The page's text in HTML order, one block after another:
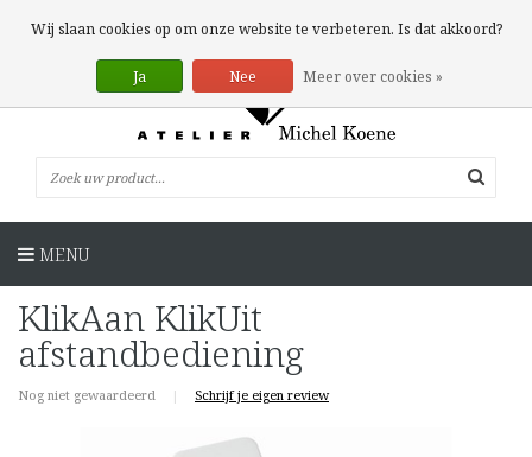
0 Artikelen
MENU
KlikAan KlikUit
afstandbediening
Nog niet gewaardeerd | Schrijf je eigen review
Wij slaan cookies op om onze website te verbeteren. Is dat akkoord?
Ja Nee Meer over cookies »